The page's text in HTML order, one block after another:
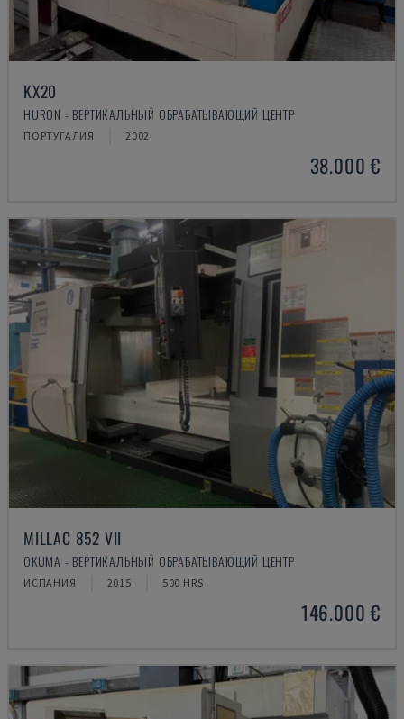
KX20
HURON - ВЕРТИКАЛЬНЫЙ ОБРАБАТЫВАЮЩИЙ ЦЕНТР
ПОРТУГАЛИЯ 2002
38.000 €
MILLAC 852 VII
OKUMA - ВЕРТИКАЛЬНЫЙ ОБРАБАТЫВАЮЩИЙ ЦЕНТР
ИСПАНИЯ 2015 500 HRS
146.000 €